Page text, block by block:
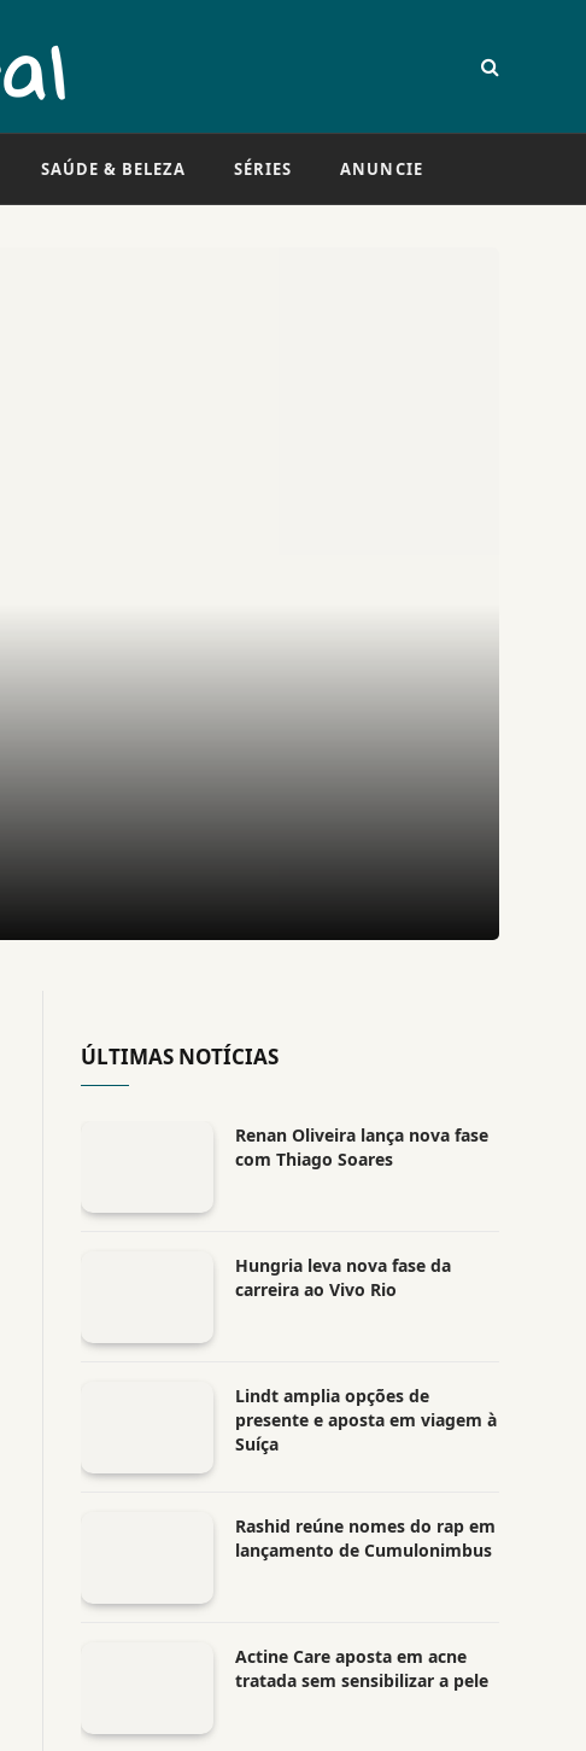
SAÚDE & BELEZA SÉRIES ANUNCIE
ÚLTIMAS NOTÍCIAS
Renan Oliveira lança nova fase
com Thiago Soares
Hungria leva nova fase da
carreira ao Vivo Rio
Lindt amplia opções de
presente e aposta em viagem à
Suíça
Rashid reúne nomes do rap em
lançamento de Cumulonimbus
Actine Care aposta em acne
tratada sem sensibilizar a pele